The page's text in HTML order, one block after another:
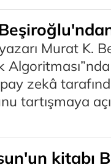
Murat K.
zekâ
tartışmaya
kitabı